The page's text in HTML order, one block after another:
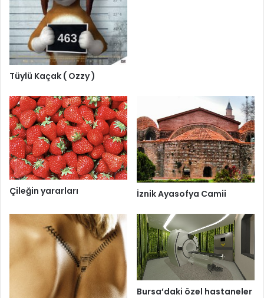
Tüylü Kaçak ( Ozzy )
Çileğin yararları İznik Ayasofya Camii
Bursa’daki özel hastaneler